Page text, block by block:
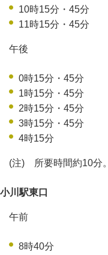
10時15分・45分
11時15分・45分
午後
0時15分・45分
1時15分・45分
2時15分・45分
3時15分・45分
4時15分
(注) 所要時間約10分。
小川駅東口
午前
8時40分